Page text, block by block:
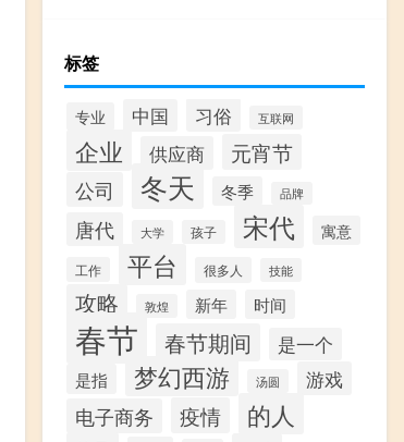
标签
专业 中国 习俗 互联网
企业 供应商 元宵节
公司 冬天 冬季 品牌
唐代 大学 孩子 宋代 寓意
工作 平台 很多人 技能
攻略 敦煌 新年 时间
春节 春节期间 是一个
是指 梦幻西游 汤圆 游戏
电子商务 疫情 的人